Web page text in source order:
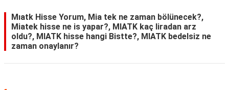
Mıatk Hisse Yorum, Mia tek ne zaman bölünecek?,
Miatek hisse ne is yapar?, MIATK kaç liradan arz
oldu?, MIATK hisse hangi Bistte?, MIATK bedelsiz ne
zaman onaylanır?